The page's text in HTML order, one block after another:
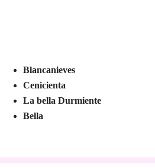
Blancanieves
Cenicienta
La bella Durmiente
Bella